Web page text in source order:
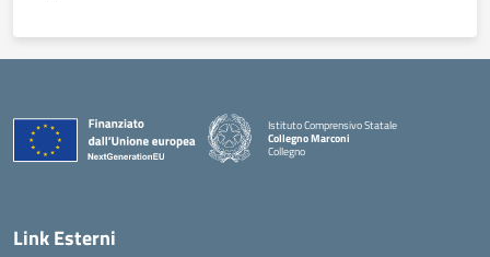
Istituto Comprensivo Statale
Collegno Marconi
Collegno
Link Esterni